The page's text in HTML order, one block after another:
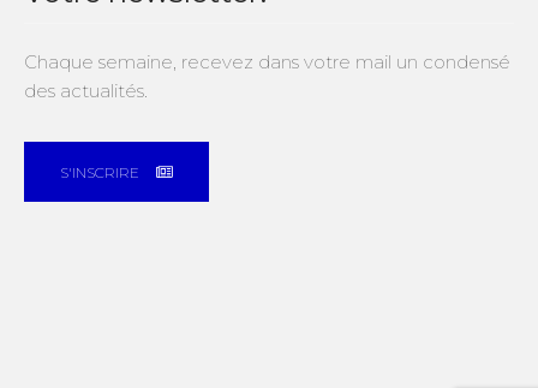
Chaque semaine, recevez dans votre mail un condensé
des actualités.
S'INSCRIRE